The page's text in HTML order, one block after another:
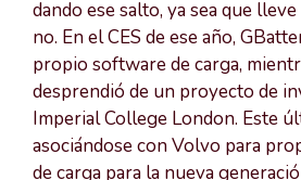
dando ese salto, ya sea que
no. En el CES de ese año,
propio software de carga,
desprendió de un proyecto de
Imperial College London. Este
asociándose con Volvo para
de carga para la nueva